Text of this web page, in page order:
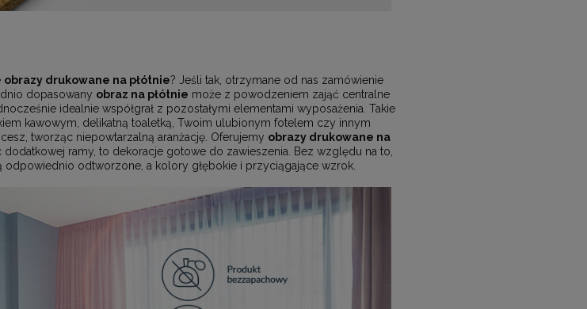
obrazy drukowane na płótnie? Jeśli tak, otrzymane od nas zamówienie
dopasowany obraz na płótnie może z powodzeniem zająć centralne
idealnie współgrał z pozostałymi elementami wyposażenia. Takie
kawowym, delikatną toaletką, Twoim ulubionym fotelem czy innym
tworząc niepowtarzalną aranżację. Oferujemy obrazy drukowane na
ramy, to dekoracje gotowe do zawieszenia. Bez względu na to,
odtworzone, a kolory głębokie i przyciągające wzrok.